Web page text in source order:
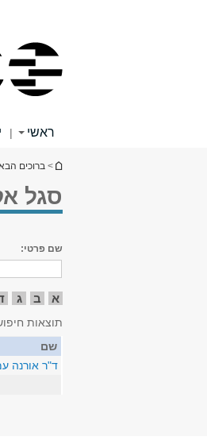
ראשי |
הינך נמצא
> ברוכים
סגל
שם פרטי:
א ב ג
תוצאות
שם
ד"ר אורנה